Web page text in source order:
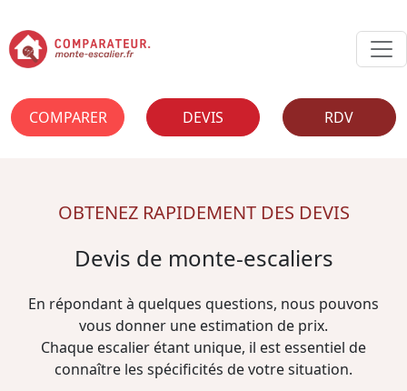
COMPARER DEVIS RDV
OBTENEZ RAPIDEMENT DES DEVIS
Devis de monte-escaliers
En répondant à quelques questions, nous pouvons
vous donner une estimation de prix.
Chaque escalier étant unique, il est essentiel de
connaître les spécificités de votre situation.